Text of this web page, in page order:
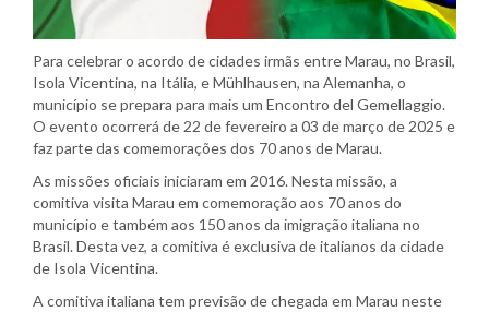
Para celebrar o acordo de cidades irmãs entre Marau, no Brasil,
Isola Vicentina, na Itália, e Mühlhausen, na Alemanha, o
município se prepara para mais um Encontro del Gemellaggio.
O evento ocorrerá de 22 de fevereiro a 03 de março de 2025 e
faz parte das comemorações dos 70 anos de Marau.
As missões oficiais iniciaram em 2016. Nesta missão, a
comitiva visita Marau em comemoração aos 70 anos do
município e também aos 150 anos da imigração italiana no
Brasil. Desta vez, a comitiva é exclusiva de italianos da cidade
de Isola Vicentina.
A comitiva italiana tem previsão de chegada em Marau neste